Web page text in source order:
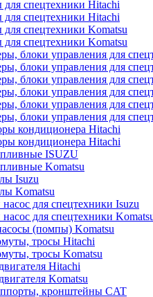
спецтехники Hitachi
спецтехники Hitachi
спецтехники Komatsu
спецтехники Komatsu
блоки управления для
блоки управления для
блоки управления для
блоки управления для
блоки управления для
блоки управления для
кондиционера Hitachi
кондиционера Hitachi
ISUZU
Komatsu
Isuzu
Komatsu
для спецтехники Isuzu
для спецтехники
(помпы) Komatsu
тросы Hitachi
тросы Komatsu
Hitachi
Komatsu
кронштейны CAT